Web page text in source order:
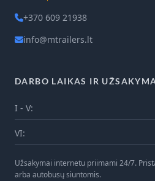
+370 609 21938
info@mtrailers.lt
DARBO LAIKAS IR
I - V:
VI:
Užsakymai internetu priimami 24/7.
arba autobusų siuntomis.